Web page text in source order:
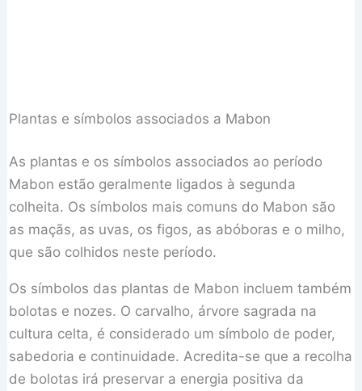
Plantas e símbolos associados a Mabon
As plantas e os símbolos associados ao período
Mabon estão geralmente ligados à segunda
colheita. Os símbolos mais comuns do Mabon são
as maçãs, as uvas, os figos, as abóboras e o milho,
que são colhidos neste período.
Os símbolos das plantas de Mabon incluem também
bolotas e nozes. O carvalho, árvore sagrada na
cultura celta, é considerado um símbolo de poder,
sabedoria e continuidade. Acredita-se que a recolha
de bolotas irá preservar a energia positiva da